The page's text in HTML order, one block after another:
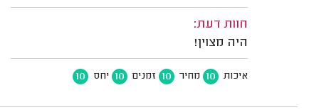
חוות דעת:
היה מצוין!
איכות 10 מחיר 10 זמנים 10 יחס 10